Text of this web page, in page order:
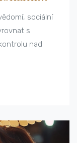
sociální
s
nad